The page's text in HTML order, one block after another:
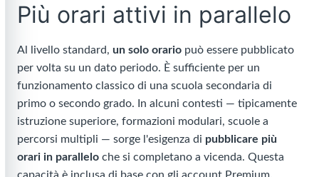
Più orari attivi in parallelo
Al livello standard, un solo orario può essere pubblicato
per volta su un dato periodo. È sufficiente per un
funzionamento classico di una scuola secondaria di
primo o secondo grado. In alcuni contesti — tipicamente
istruzione superiore, formazioni modulari, scuole a
percorsi multipli — sorge l'esigenza di pubblicare più
orari in parallelo che si completano a vicenda. Questa